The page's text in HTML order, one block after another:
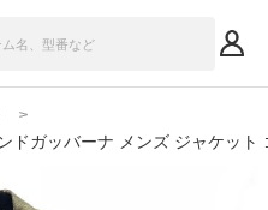
ドガッバーナ メンズ ジャケット